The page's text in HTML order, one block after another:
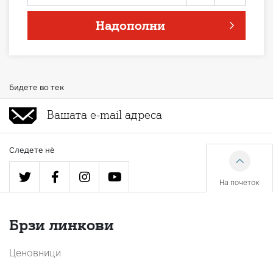
Надополни
Бидете во тек
Следете нè
На почеток
Брзи линкови
Ценовници